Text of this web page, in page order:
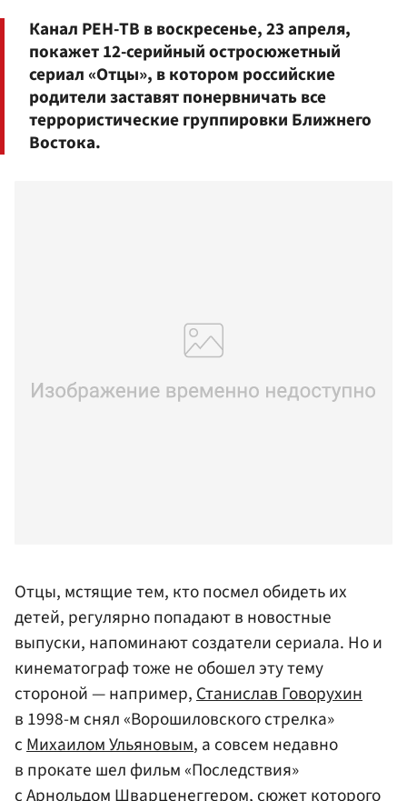
Канал РЕН-ТВ в воскресенье, 23 апреля,
покажет 12-серийный остросюжетный
сериал «Отцы», в котором российские
родители заставят понервничать все
террористические группировки Ближнего
Востока.
Отцы, мстящие тем, кто посмел обидеть их
детей, регулярно попадают в новостные
выпуски, напоминают создатели сериала. Но и
кинематограф тоже не обошел эту тему
стороной — например,Станислав Говорухин
в 1998-м снял «Ворошиловского стрелка»
сМихаилом Ульяновым, а совсем недавно
в прокате шел фильм «Последствия»
сАрнольдом Шварценеггером, сюжет которого